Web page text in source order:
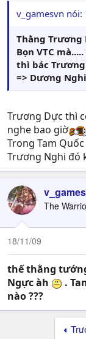
v_gamesvn nói:
Thằng Trương
Bọn VTC
thì bác
=> Dương
Trương Dực thì
nghe bao giờ
Trong Tam
Trương Nghi đó
The
18/11/09
thế thằng
Ngực àh
.
nào ???